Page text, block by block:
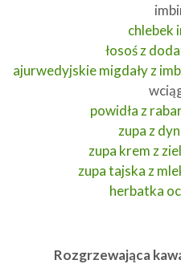
chlebek
łosoś z
ajurwedyjskie migdały z
powidła z
zupa z
zupa krem z
zupa tajska z
herbatka
Rozgrzewająca